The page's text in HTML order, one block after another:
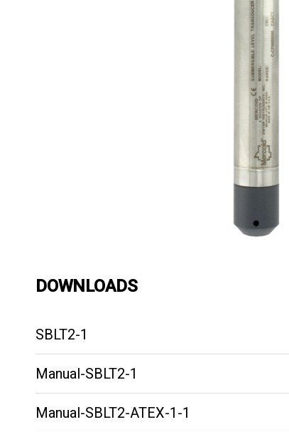
DOWNLOADS
SBLT2-1
Manual-SBLT2-1
Manual-SBLT2-ATEX-1-1